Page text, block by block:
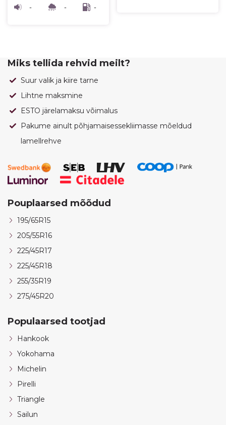
- - -
Miks tellida rehvid meilt?
Suur valik ja kiire tarne
Lihtne maksmine
ESTO järelamaksu võimalus
Pakume ainult põhjamaisessekliimasse mõeldud
lamellrehve
Pouplaarsed mõõdud
195/65R15
205/55R16
225/45R17
225/45R18
255/35R19
275/45R20
Populaarsed tootjad
Hankook
Yokohama
Michelin
Pirelli
Triangle
Sailun